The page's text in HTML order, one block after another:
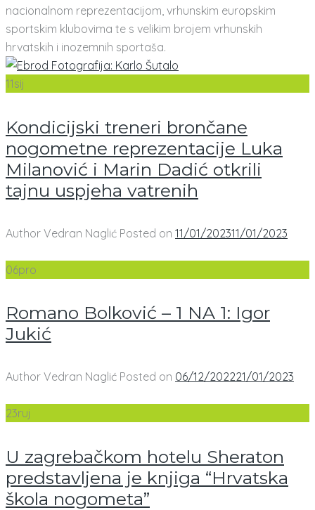
nacionalnom reprezentacijom, vrhunskim europskim
sportskim klubovima te s velikim brojem vrhunskih
hrvatskih i inozemnih sportaša.
11sij
Kondicijski treneri brončane
nogometne reprezentacije Luka
Milanović i Marin Dadić otkrili
tajnu uspjeha vatrenih
Author Vedran Naglić Posted on 11/01/202311/01/2023
06pro
Romano Bolković – 1 NA 1: Igor
Jukić
Author Vedran Naglić Posted on 06/12/202221/01/2023
23ruj
U zagrebačkom hotelu Sheraton
predstavljena je knjiga “Hrvatska
škola nogometa”